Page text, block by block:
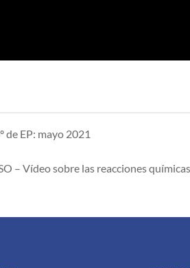
de EP: mayo 2021
– Vídeo sobre las reacciones